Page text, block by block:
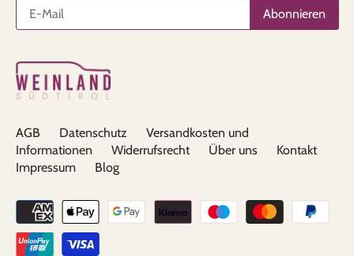
AGB Datenschutz
Versandkosten und
Informationen
Widerrufsrecht Über uns
Kontakt
Impressum
Blog